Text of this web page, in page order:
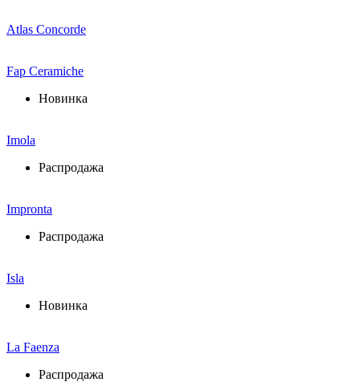
Atlas Concorde
Fap Ceramiche
Новинка
Imola
Распродажа
Impronta
Распродажа
Isla
Новинка
La Faenza
Распродажа